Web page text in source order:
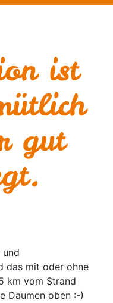
ist
gut
und
das mit oder ohne
km vom Strand
Daumen oben :-)